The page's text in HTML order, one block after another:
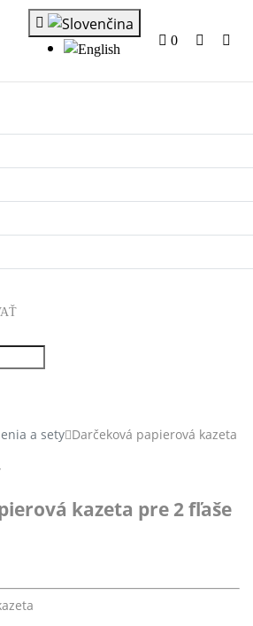
0
a sety Darčeková papierová kazeta
kazeta pre 2 fľaše